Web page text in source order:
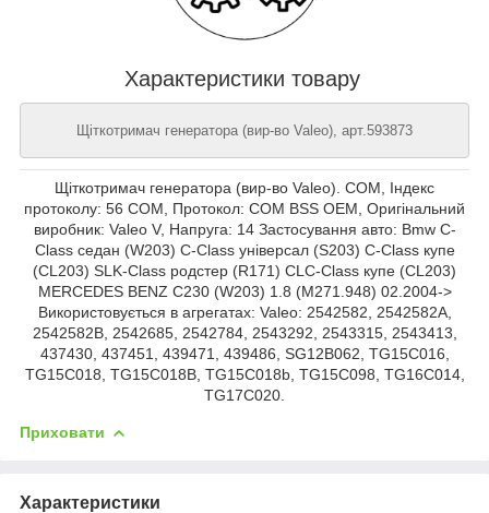
Характеристики товару
Щіткотримач генератора (вир-во Valeo), арт.593873
Щіткотримач генератора (вир-во Valeo). COM, Індекс
протоколу: 56 COM, Протокол: COM BSS OEM, Оригінальний
виробник: Valeo V, Напруга: 14 Застосування авто: Bmw C-
Class седан (W203) C-Class універсал (S203) C-Class купе
(CL203) SLK-Class родстер (R171) CLC-Class купе (CL203)
MERCEDES BENZ C230 (W203) 1.8 (M271.948) 02.2004->
Використовується в агрегатах: Valeo: 2542582, 2542582A,
2542582B, 2542685, 2542784, 2543292, 2543315, 2543413,
437430, 437451, 439471, 439486, SG12B062, TG15C016,
TG15C018, TG15C018B, TG15C018b, TG15C098, TG16C014,
TG17C020.
Приховати
Характеристики